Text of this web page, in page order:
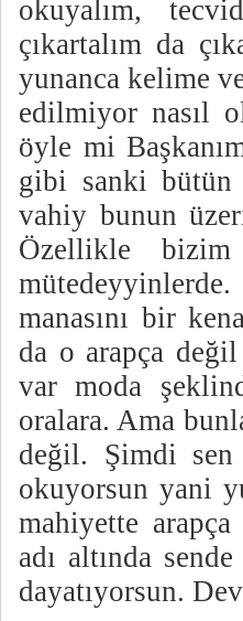
okuyalım,
çıkartalım da
yunanca kelime
edilmiyor nasıl
öyle mi
gibi sanki bütün
vahiy bunun
Özellikle
manasını bir
da o arapça
var moda
oralara. Ama
değil. Şimdi
okuyorsun yani
mahiyette
adı altında
dayatıyorsun.